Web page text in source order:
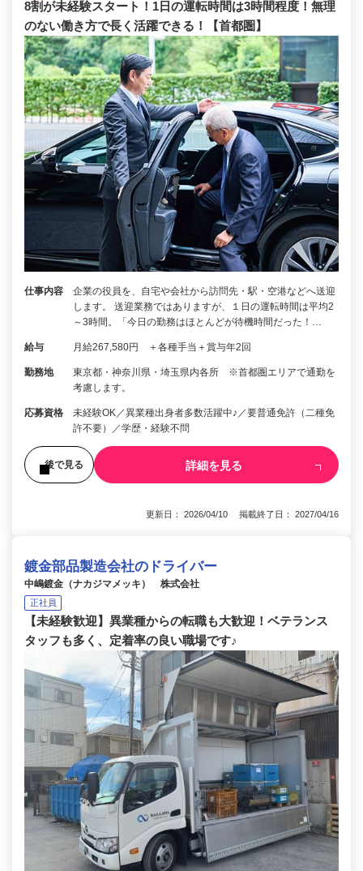
8割が未経験スタート！1日の運転時間は3時間程度！無理
のない働き方で長く活躍できる！【首都圏】
仕事内容
企業の役員を、自宅や会社から訪問先・駅・空港などへ送迎
します。 送迎業務ではありますが、１日の運転時間は平均2
～3時間。「今日の勤務はほとんどが待機時間だった！…
給与 月給267,580円 ＋各種手当＋賞与年2回
勤務地
東京都・神奈川県・埼玉県内各所 ※首都圏エリアで通勤を
考慮します。
応募資格
未経験OK／異業種出身者多数活躍中♪／要普通免許（二種免
許不要）／学歴・経験不問
後で見る 詳細を見る
更新日： 2026/04/10 掲載終了日： 2027/04/16
鍍金部品製造会社のドライバー
中嶋鍍金（ナカジマメッキ） 株式会社
正社員
【未経験歓迎】異業種からの転職も大歓迎！ベテランス
タッフも多く、定着率の良い職場です♪